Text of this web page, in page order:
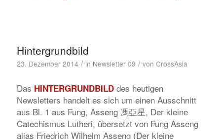
Hintergrundbild
23. Dezember 2014 / in Newsletter 09 / von CrossAsia
Das HINTERGRUNDBILD des heutigen
Newsletters handelt es sich um einen Ausschnitt
aus Bl. 1 aus Fung, Asseng 馮亞星, Der kleine
Catechismus Lutheri, übersetzt von Fung Asseng
alias Friedrich Wilhelm Asseng (Der kleine